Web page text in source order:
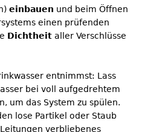
einbauen und beim Öffnen
einen prüfenden
Dichtheit aller Verschlüsse
entnimmst: Lass
bei voll aufgedrehtem
um das System zu spülen.
lose Partikel oder Staub
verbliebenes